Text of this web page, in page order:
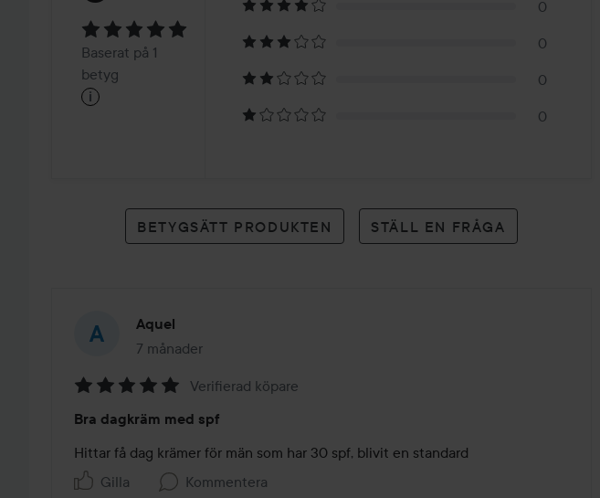
5Baserat
på
betyg
Baserat på 1
betyg
i
0
0
0
0
BETYGSÄTT PRODUKTEN STÄLL EN FRÅGA
Aquel
7 månader
Inlägget skapades 7 månader
5
av
5
Verifierad köpare
Bra dagkräm med spf
Hittar få dag krämer för män som har 30 spf, blivit en standard
Gilla
Kommentera